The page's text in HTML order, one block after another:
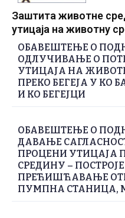
Заштита животне
утицаја на животну
ОБАВЕШТЕЊЕ О
ОДЛУЧИВАЊЕ О
УТИЦАЈА НА
ПРЕКО БЕГЕЈА У КО
И КО БЕГЕЈЦИ
ОБАВЕШТЕЊЕ О
ДАВАЊЕ
ПРОЦЕНИ УТИЦАЈА
СРЕДИНУ –
ПРЕЋИШЋАВАЊЕ
ПУМПНА СТАНИЦА,